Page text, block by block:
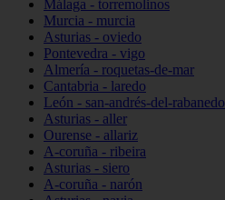
Málaga - torremolinos
Murcia - murcia
Asturias - oviedo
Pontevedra - vigo
Almería - roquetas-de-mar
Cantabria - laredo
León - san-andrés-del-rabanedo
Asturias - aller
Ourense - allariz
A-coruña - ribeira
Asturias - siero
A-coruña - narón